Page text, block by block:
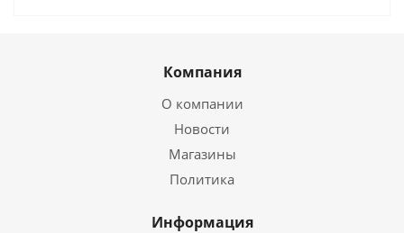
Компания
О компании
Новости
Магазины
Политика
Информация